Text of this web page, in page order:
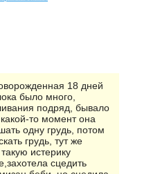
18 дней
было много,
подряд, бывало
то момент она
одну грудь, потом
грудь, тут же
истерику
сцедить